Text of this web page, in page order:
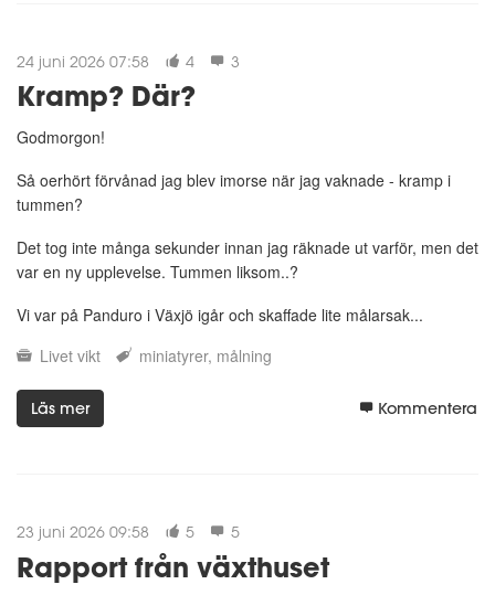
24 juni 2026 07:58 4 3
Kramp? Där?
Godmorgon!
Så oerhört förvånad jag blev imorse när jag vaknade - kramp i
tummen?
Det tog inte många sekunder innan jag räknade ut varför, men det
var en ny upplevelse. Tummen liksom..?
Vi var på Panduro i Växjö igår och skaffade lite målarsak...
Livet vikt miniatyrer målning
Läs mer Kommentera
23 juni 2026 09:58 5 5
Rapport från växthuset